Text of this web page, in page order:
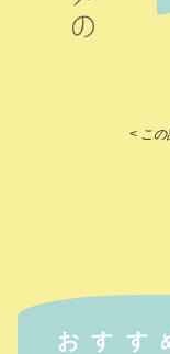
< この
おすす